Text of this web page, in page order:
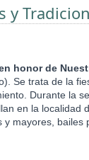
y
honor de
Se trata de la
Durante la
en la localidad
y mayores, bailes